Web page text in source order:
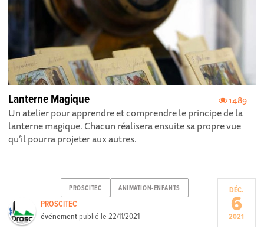
1489
Lanterne Magique
Un atelier pour apprendre et comprendre le principe de la
lanterne magique. Chacun réalisera ensuite sa propre vue
qu’il pourra projeter aux autres.
PROSCITEC ANIMATION-ENFANTS
PROSCITEC
événement publié le22/11/2021
DÉC.
6
2021